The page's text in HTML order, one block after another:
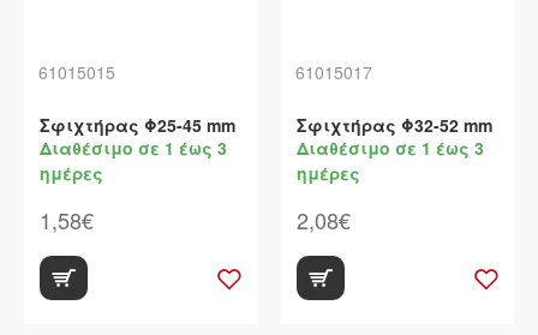
61015015
Σφιχτήρας Φ25-45 mm
Διαθέσιμο σε 1 έως 3
ημέρες
1,58€
61015017
Σφιχτήρας Φ32-52 mm
Διαθέσιμο σε 1 έως 3
ημέρες
2,08€